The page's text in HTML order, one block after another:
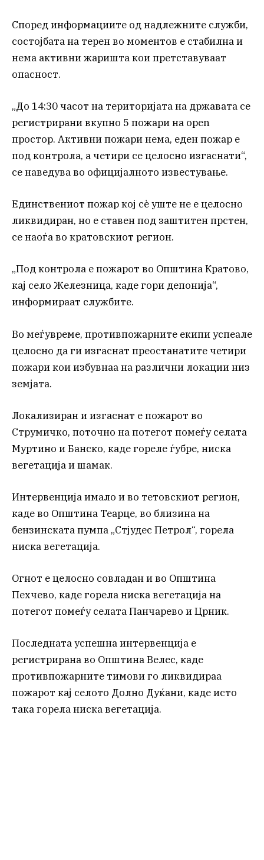
Според информациите од надлежните служби,
состојбата на терен во моментов е стабилна и
нема активни жаришта кои претставуваат
опасност.
„До 14:30 часот на територијата на државата се
регистрирани вкупно 5 пожари на open
простор. Активни пожари нема, еден пожар е
под контрола, а четири се целосно изгаснати“,
се наведува во официјалното известување.
Единствениот пожар кој сè уште не е целосно
ликвидиран, но е ставен под заштитен прстен,
се наоѓа во кратовскиот регион.
„Под контрола е пожарот во Општина Кратово,
кај село Железница, каде гори депонија“,
информираат службите.
Во меѓувреме, противпожарните екипи успеале
целосно да ги изгаснат преостанатите четири
пожари кои избувнаа на различни локации низ
земјата.
Локализиран и изгаснат е пожарот во
Струмичко, поточно на потегот помеѓу селата
Муртино и Банско, каде гореле ѓубре, ниска
вегетација и шамак.
Интервенција имало и во тетовскиот регион,
каде во Општина Теарце, во близина на
бензинската пумпа „Стјудес Петрол“, горела
ниска вегетација.
Огнот е целосно совладан и во Општина
Пехчево, каде горела ниска вегетација на
потегот помеѓу селата Панчарево и Црник.
Последната успешна интервенција е
регистрирана во Општина Велес, каде
противпожарните тимови го ликвидираа
пожарот кај селото Долно Дуќани, каде исто
така горела ниска вегетација.